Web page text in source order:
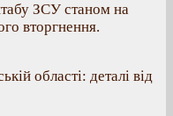
ЗСУ станом на
вторгнення.
області: деталі від